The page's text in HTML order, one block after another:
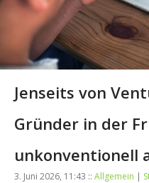
Jenseits von
Gründer in der
unkonventionell
3. Juni 2026, 11:43 :: Allgemein |